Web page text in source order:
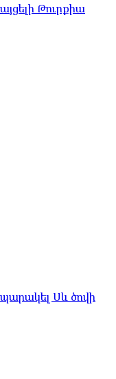
Թուրքիա
Սև ծովի